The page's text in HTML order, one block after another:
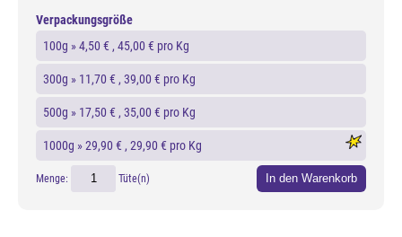
Verpackungsgröße
100g »4,50 € , 45,00 € pro Kg
300g » 11,70 € , 39,00 € pro Kg
500g » 17,50 € , 35,00 € pro Kg
1000g »29,90 € , 29,90 € pro Kg
Menge: Tüte(n) In den Warenkorb